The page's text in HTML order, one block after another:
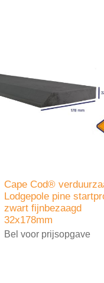
Cape Cod®
Lodgepole pine
zwart fijnbezaagd
32x178mm
Bel voor prijsopgave